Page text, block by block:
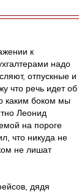
к
надо
отпускные и
что речь идет об
каким боком мы
Леонид
на пороге
что никуда не
не лишат
дядя